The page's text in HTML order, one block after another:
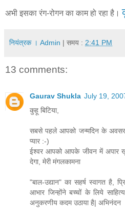
अभी इसका रंग-रोगन का काम हो रहा है।
नियंत्रक । Admin | समय : 2:41 PM
13 comments:
Gaurav Shukla July 19,
कुहू बिटिया,
सबसे पहले आपको जन्मदिन के अवसर
प्यार :-)
ईश्वर आपको आपके जीवन में अपार
देगा, मेरी मंगलकामना
"बाल-उद्यान" का सहर्ष स्वागत है,
आभार जिन्होंने बच्चों के लिये
अनुकरणीय कदम उठाया है| अभिनंदन